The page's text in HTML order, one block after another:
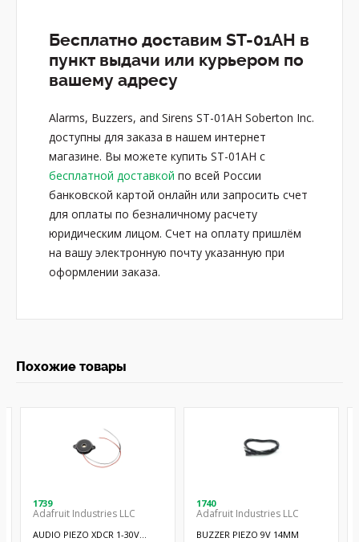
Бесплатно доставим ST-01AH в
пункт выдачи или курьером по
вашему адресу
Alarms, Buzzers, and Sirens ST-01AH Soberton Inc.
доступны для заказа в нашем интернет
магазине. Вы можете купить ST-01AH с
бесплатной доставкой по всей России
банковской картой онлайн или запросить счет
для оплаты по безналичному расчету
юридическим лицом. Счет на оплату пришлём
на вашу электронную почту указанную при
оформлении заказа.
Похожие товары
1739
Adafruit Industries LLC
AUDIO PIEZO XDCR 1-30V
1740
Adafruit Industries LLC
BUZZER PIEZO 9V 14MM